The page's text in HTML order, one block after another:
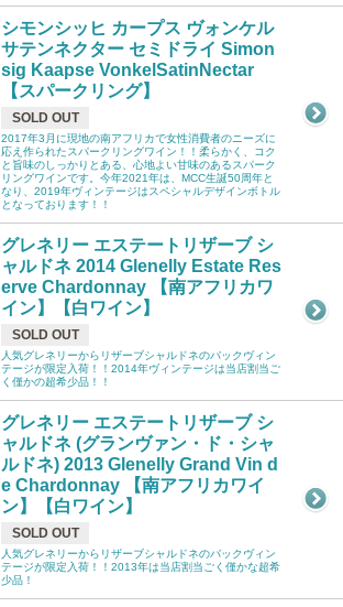
シモンシッヒ カープス ヴォンケル
サテンネクター セミドライ Simon
sig Kaapse VonkelSatinNectar
【スパークリング】
SOLD OUT
2017年3月に現地の南アフリカで女性消費者のニーズに
応え作られたスパークリングワイン！！柔らかく、コク
と旨味のしっかりとある、心地よい甘味のあるスパーク
リングワインです。今年2021年は、MCC生誕50周年と
なり、2019年ヴィンテージはスペシャルデザインボトル
となっております！！
グレネリー エステートリザーブ シ
ャルドネ 2014 Glenelly Estate Res
erve Chardonnay 【南アフリカワ
イン】【白ワイン】
SOLD OUT
人気グレネリーからリザーブシャルドネのバックヴィン
テージが限定入荷！！2014年ヴィンテージは当店割当ご
く僅かの超希少品！！
グレネリー エステートリザーブ シ
ャルドネ (グランヴァン・ド・シャ
ルドネ) 2013 Glenelly Grand Vin d
e Chardonnay 【南アフリカワイ
ン】【白ワイン】
SOLD OUT
人気グレネリーからリザーブシャルドネのバックヴィン
テージが限定入荷！！2013年は当店割当ごく僅かな超希
少品！